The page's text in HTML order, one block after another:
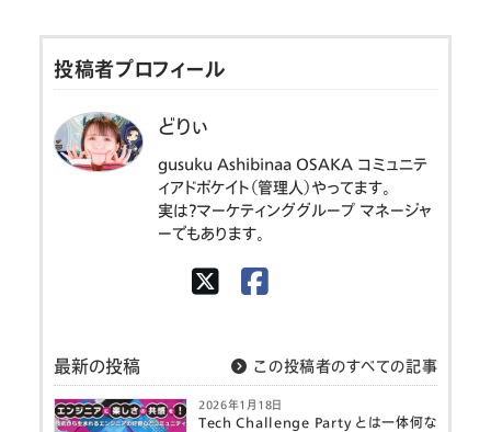
投稿者プロフィール
どりぃ
gusuku Ashibinaa OSAKA コミュニテ
ィアドボケイト（管理人）やってます。
実は？マーケティンググループ マネージャ
ーでもあります。
最新の投稿 この投稿者のすべての記事
2026年1月18日
Tech Challenge Party とは一体何な